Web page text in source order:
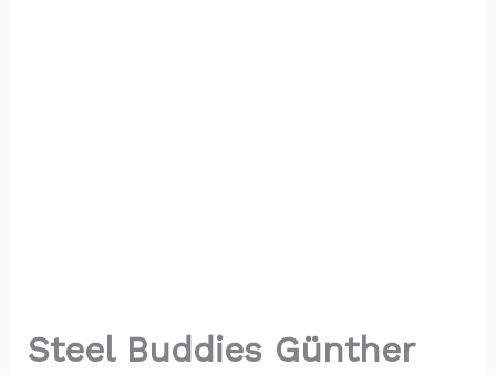
Steel Buddies Günther